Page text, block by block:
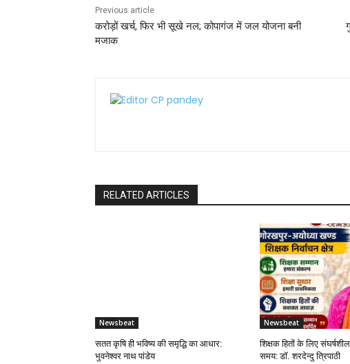
Previous article
करोड़ों खर्च, फिर भी सूखे नल; कोपागंज में जल योजना बनी
मजाक
RELATED ARTICLES
Newsbeat
सतत कृषि ही भविष्य की समृद्धि का आधार:
भुवनेश्वर नाथ पांडेय
Newsbeat
शिक्षक हितों के लिए
समय: डॉ. शरदेन्दु त्रिपाठी